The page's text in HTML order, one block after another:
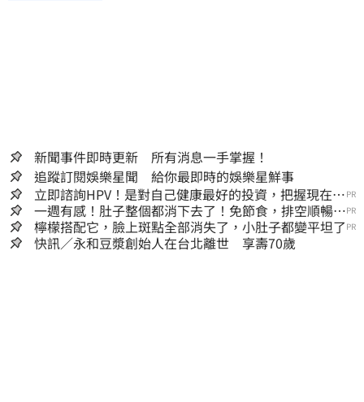
新聞事件即時更新 所有消息一手掌握！
追蹤訂閱娛樂星聞 給你最即時的娛樂星鮮事
立即諮詢HPV！是對自己健康最好的投資，把握現在不
嫌晚！
PR
一週有感！肚子整個都消下去了！免節食，排空順暢就
夠
PR
檸檬搭配它，臉上斑點全部消失了，小肚子都變平坦了 PR
快訊／永和豆漿創始人在台北離世 享壽70歲